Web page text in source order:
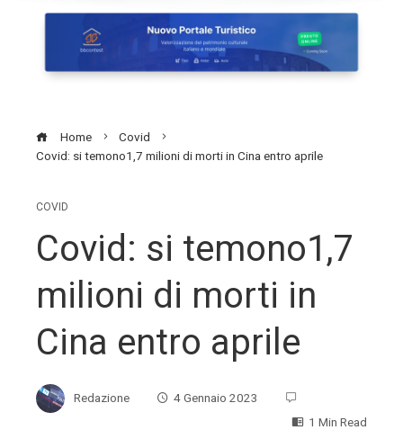
Home
Covid
Covid: si temono1,7 milioni di morti in Cina entro aprile
COVID
Covid: si temono1,7
milioni di morti in
Cina entro aprile
Redazione
4 Gennaio 2023
1 Min Read